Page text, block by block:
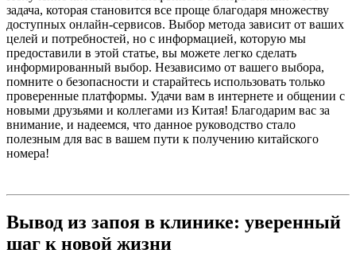
задача, которая становится все проще благодаря множеству
доступных онлайн-сервисов. Выбор метода зависит от ваших
целей и потребностей, но с информацией, которую мы
предоставили в этой статье, вы можете легко сделать
информированный выбор. Независимо от вашего выбора,
помните о безопасности и старайтесь использовать только
проверенные платформы. Удачи вам в интернете и общении с
новыми друзьями и коллегами из Китая! Благодарим вас за
внимание, и надеемся, что данное руководство стало
полезным для вас в вашем пути к получению китайского
номера!
Вывод из запоя в клинике: уверенный
шаг к новой жизни